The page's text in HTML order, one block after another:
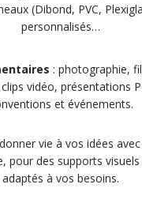
(Dibond, PVC,
personnalisés…
: photographie,
vidéo, présentations
et événements.
vie à vos idées
pour des supports
adaptés à vos besoins.